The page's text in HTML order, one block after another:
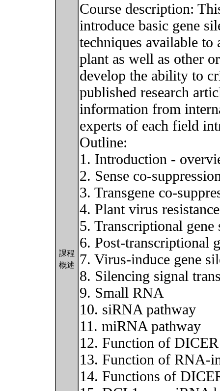
課程
概述
Course description:
introduce basic gene
techniques available to
plant as well as other
develop the ability to
published research
information from
experts of each field
Outline:
1. Introduction -
2. Sense co-
3. Transgene co-
4. Plant virus
5. Transcriptional
6. Post-transcriptional
7. Virus-induce gene
8. Silencing signal
9. Small RNA
10. siRNA pathway
11. miRNA pathway
12. Function of DICER
13. Function of RNA-
14. Functions of